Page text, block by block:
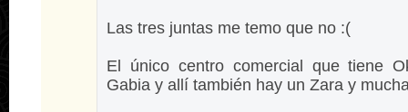
Las tres juntas me temo que no :(
El único centro comercial que tiene
Gabia y allí también hay un Zara y